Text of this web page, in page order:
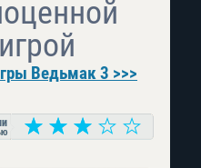
Ведьмак 3 >>>